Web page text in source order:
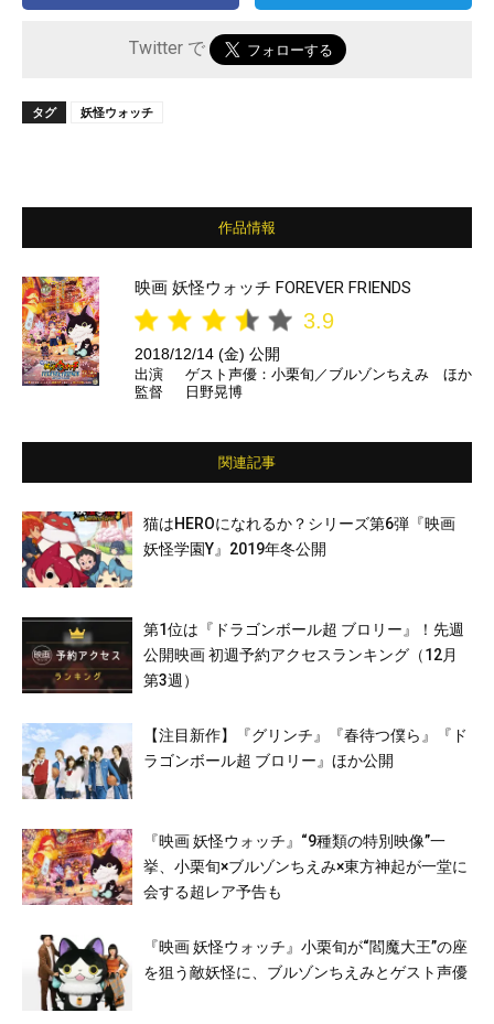
Twitter で
タグ 妖怪ウォッチ
作品情報
映画 妖怪ウォッチ FOREVER FRIENDS
3.9
2018/12/14 (金) 公開
出演
ゲスト声優：小栗旬／ブルゾンちえみ ほか
監督
日野晃博
関連記事
猫はHEROになれるか？シリーズ第6弾『映画
妖怪学園Y』2019年冬公開
第1位は『ドラゴンボール超 ブロリー』！先週
公開映画 初週予約アクセスランキング（12月
第3週）
【注目新作】『グリンチ』『春待つ僕ら』『ド
ラゴンボール超 ブロリー』ほか公開
『映画 妖怪ウォッチ』“9種類の特別映像”一
挙、小栗旬×ブルゾンちえみ×東方神起が一堂に
会する超レア予告も
『映画 妖怪ウォッチ』小栗旬が“閻魔大王”の座
を狙う敵妖怪に、ブルゾンちえみとゲスト声優